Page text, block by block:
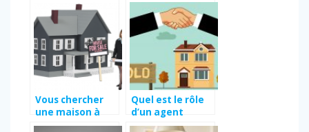
villa?
la construction
Vous chercher
une maison à
vendre à
Quel est le rôle
d’un agent
immobilier ?